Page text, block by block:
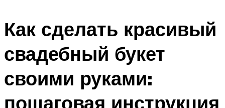
Как сделать красивый
свадебный букет
своими руками:
пошаговая инструкция